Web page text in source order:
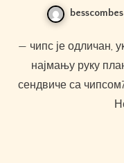
besscombes
— чипс је одличан, укусан, укусан. али чипс је прилог. у
најмању руку
сендвиче са